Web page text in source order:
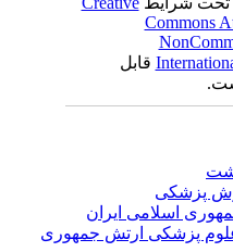
قابل
پزشکی
اسلامی ایران
پزشکی ارتش جمهوری